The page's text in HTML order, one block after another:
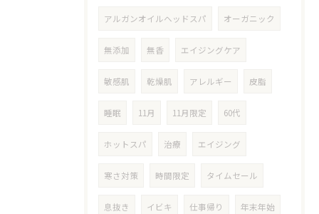
アルガンオイルヘッドスパ オーガニック
無添加 無香 エイジングケア
敏感肌 乾燥肌 アレルギー 皮脂
睡眠 11月 11月限定 60代
ホットスパ 治療 エイジング
寒さ対策 時間限定 タイムセール
息抜き イビキ 仕事帰り 年末年始